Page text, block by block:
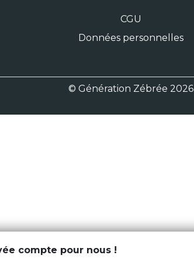
CGU
Données personnelles
© Génération Zébrée 2026
compte pour nous !